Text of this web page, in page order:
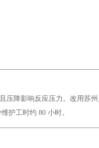
压降影响反应压力。改用苏
维护工时约 80 小时。